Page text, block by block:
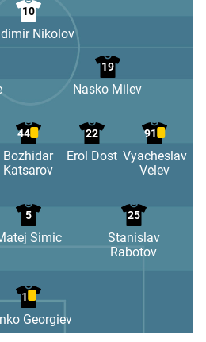
10
Nikolov
19
Nasko Milev
44
Bozhidar
Katsarov
22
Erol Dost
91
Vyacheslav
Velev
5
Simic
25
Stanislav
Rabotov
1
Georgiev